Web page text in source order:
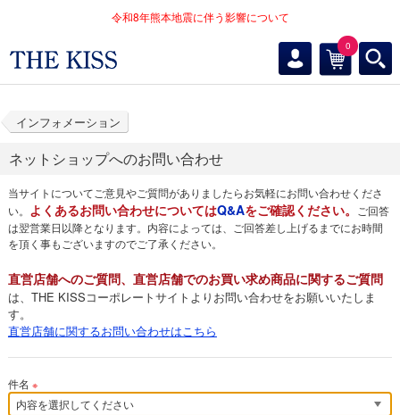
令和8年熊本地震に伴う影響について
0
インフォメーション
ネットショップへのお問い合わせ
当サイトについてご意見やご質問がありましたらお気軽にお問い合わせくださ
い。 よくあるお問い合わせについてはQ&Aをご確認ください。
ご回答
は翌営業日以降となります。内容によっては、ご回答差し上げるまでにお時間
を頂く事もございますのでご了承ください。
直営店舗へのご質問、直営店舗でのお買い求め商品に関するご質問
は、THE KISSコーポレートサイトよりお問い合わせをお願いいたしま
す。
直営店舗に関するお問い合わせはこちら
件名 ※